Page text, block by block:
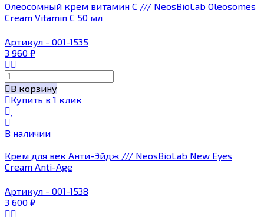
Олеосомный крем витамин С /// NeosBioLab Oleosomes
Cream Vitamin C 50 мл
Артикул - 001-1535
3 960 ₽
В корзину
Купить в 1 клик
В наличии
Крем для век Анти-Эйдж /// NeosBioLab New Eyes
Cream Anti-Age
Артикул - 001-1538
3 600 ₽